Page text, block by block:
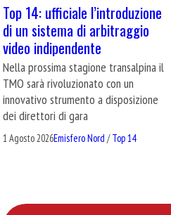
Top 14: ufficiale l’introduzione
di un sistema di arbitraggio
video indipendente
Nella prossima stagione transalpina il
TMO sarà rivoluzionato con un
innovativo strumento a disposizione
dei direttori di gara
1 Agosto 2026Emisfero Nord /Top 14